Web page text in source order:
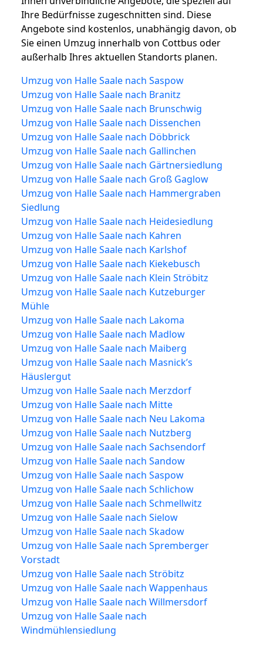
Ihre Bedürfnisse zugeschnitten sind. Diese
Angebote sind kostenlos, unabhängig davon, ob
Sie einen Umzug innerhalb von Cottbus oder
außerhalb Ihres aktuellen Standorts planen.
Umzug von Halle Saale nach Saspow
Umzug von Halle Saale nach Branitz
Umzug von Halle Saale nach Brunschwig
Umzug von Halle Saale nach Dissenchen
Umzug von Halle Saale nach Döbbrick
Umzug von Halle Saale nach Gallinchen
Umzug von Halle Saale nach Gärtnersiedlung
Umzug von Halle Saale nach Groß Gaglow
Umzug von Halle Saale nach Hammergraben
Siedlung
Umzug von Halle Saale nach Heidesiedlung
Umzug von Halle Saale nach Kahren
Umzug von Halle Saale nach Karlshof
Umzug von Halle Saale nach Kiekebusch
Umzug von Halle Saale nach Klein Ströbitz
Umzug von Halle Saale nach Kutzeburger
Mühle
Umzug von Halle Saale nach Lakoma
Umzug von Halle Saale nach Madlow
Umzug von Halle Saale nach Maiberg
Umzug von Halle Saale nach Masnick’s
Häuslergut
Umzug von Halle Saale nach Merzdorf
Umzug von Halle Saale nach Mitte
Umzug von Halle Saale nach Neu Lakoma
Umzug von Halle Saale nach Nutzberg
Umzug von Halle Saale nach Sachsendorf
Umzug von Halle Saale nach Sandow
Umzug von Halle Saale nach Saspow
Umzug von Halle Saale nach Schlichow
Umzug von Halle Saale nach Schmellwitz
Umzug von Halle Saale nach Sielow
Umzug von Halle Saale nach Skadow
Umzug von Halle Saale nach Spremberger
Vorstadt
Umzug von Halle Saale nach Ströbitz
Umzug von Halle Saale nach Wappenhaus
Umzug von Halle Saale nach Willmersdorf
Umzug von Halle Saale nach
Windmühlensiedlung